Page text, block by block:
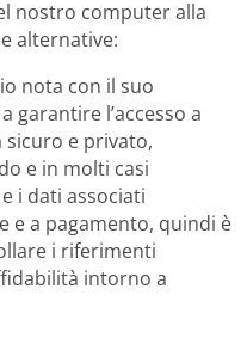
nostro computer alla
alternative:
nota con il suo
garantire l’accesso a
e privato,
e in molti casi
i dati associati
e a pagamento, quindi è
i riferimenti
intorno a